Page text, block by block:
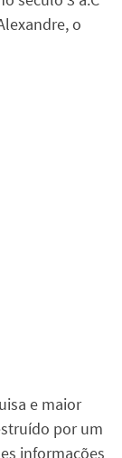
o
e maior
por um
informações